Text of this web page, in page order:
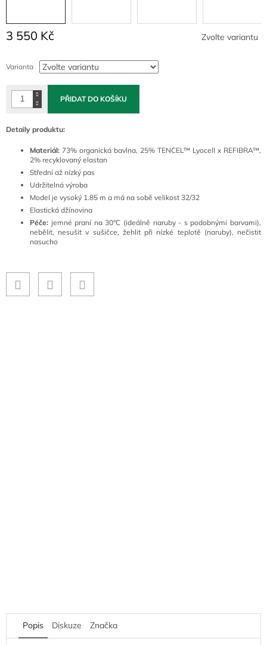
3 550 Kč
cena:
Zvolte variantu
Varianta
PŘIDAT DO KOŠÍKU
Detaily produktu:
Materiál: 73% organická bavlna, 25% TENCEL™ Lyocell x REFIBRA™,
2% recyklovaný elastan
Střední až nízký pas
Udržitelná výroba
Model je vysoký 1.85 m a má na sobě velikost 32/32
Elastická džínovina
Péče: jemné praní na 30°C (ideálně naruby - s podobnými barvami),
nebělit, nesušit v sušičce, žehlit při nízké teplotě (naruby), nečistit
nasucho
Popis Diskuze Značka